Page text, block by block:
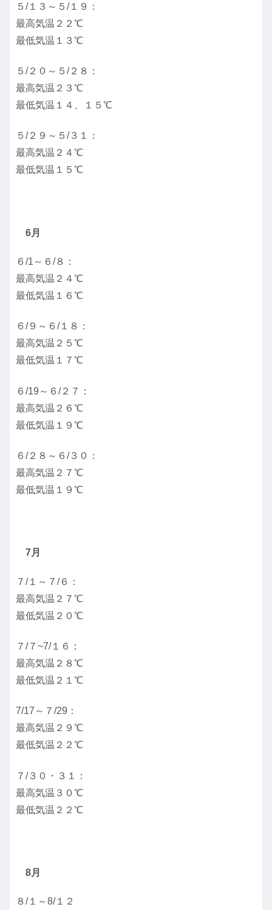
５/１３～５/１９：
最高気温２２℃
最低気温１３℃
５/２０～５/２８：
最高気温２３℃
最低気温１４、１５℃
５/２９～５/３１：
最高気温２４℃
最低気温１５℃
6月
６/1～６/８：
最高気温２４℃
最低気温１６℃
６/９～６/１８：
最高気温２５℃
最低気温１７℃
６/19～６/２７：
最高気温２６℃
最低気温１９℃
６/２８～６/３０：
最高気温２７℃
最低気温１９℃
7月
７/１～７/６：
最高気温２７℃
最低気温２０℃
７/７~7/１６：
最高気温２８℃
最低気温２１℃
7/17～７/29：
最高気温２９℃
最低気温２２℃
７/３０・３１：
最高気温３０℃
最低気温２２℃
8月
８/１～8/１２